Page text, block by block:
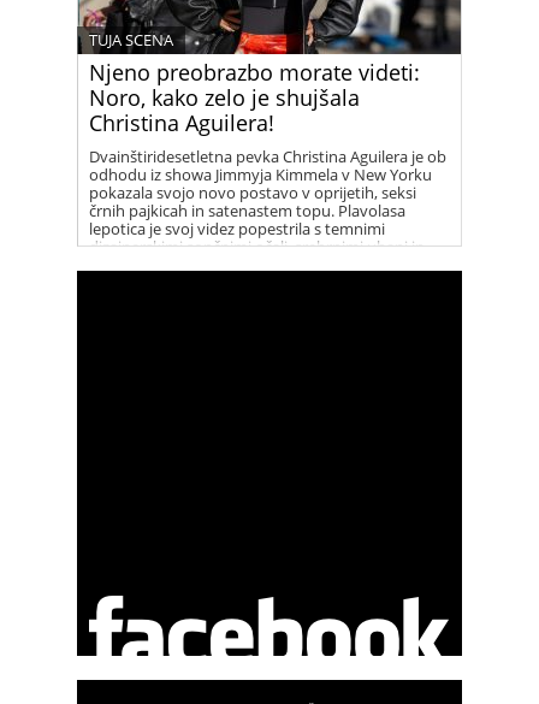
Njeno preobrazbo morate videti:
Noro, kako zelo je shujšala
Christina Aguilera!
TUJA SCENA
Dvainštiridesetletna pevka Christina Aguilera je ob
odhodu iz showa Jimmyja Kimmela v New Yorku
pokazala svojo novo postavo v oprijetih, seksi
črnih pajkicah in satenastem topu. Plavolasa
lepotica je svoj videz popestrila s temnimi
dizajnerskimi sončnimi očali, srebrnimi uhani in